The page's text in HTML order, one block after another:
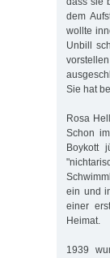
dem
wollte
Unbill
Sie hat
Rosa
Schon
Boykott
ein und
einer
Heimat.
1939